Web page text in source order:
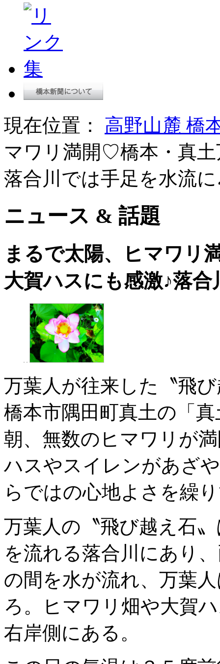
現在位置： 高野山麓 橋
マワリ満開♡橋本・真
落合川では手足を水流に
ニュース & 話題
まるで太陽、ヒマワリ
大賀ハスにも感激♪落
万葉人が往来した〝飛
橋本市隅田町真土の「
朝、無数のヒマワリが
ハスやスイレンがあざ
らではの心地よさを繰
万葉人の〝飛び越え石
を流れる落合川にあり
の間を水が流れ、万葉
ろ。ヒマワリ畑や大賀
右岸側にある。